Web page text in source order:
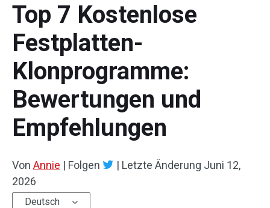
Top 7 Kostenlose
Festplatten-
Klonprogramme:
Bewertungen und
Empfehlungen
Von Annie | Folgen | Letzte Änderung Juni 12,
2026
Deutsch